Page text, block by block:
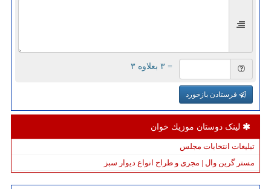
= ۳ بعلاوه ۳
فرستادن بازخورد
لینک دوستان موزیك خوان
تبلیغات انتخابات مجلس
مستر گرین وال | مجری و طراح انواع دیوار سبز